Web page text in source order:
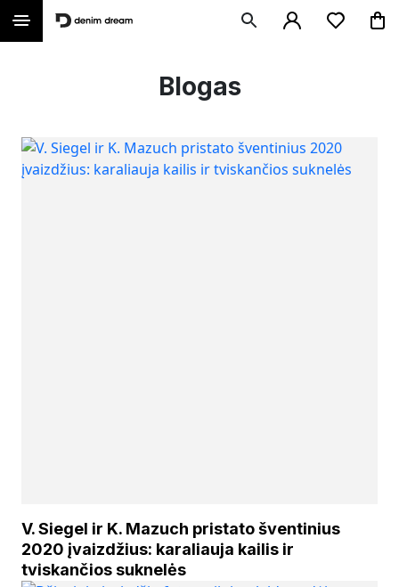
Blogas
V. Siegel ir K. Mazuch pristato šventinius
2020 įvaizdžius: karaliauja kailis ir
tviskančios suknelės